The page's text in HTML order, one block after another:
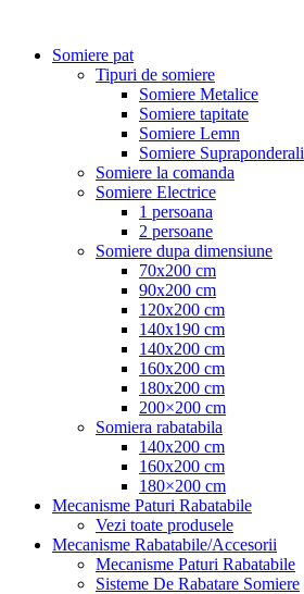
Somiere pat
Tipuri de somiere
Somiere Metalice
Somiere tapitate
Somiere Lemn
Somiere Supraponderali
Somiere la comanda
Somiere Electrice
1 persoana
2 persoane
Somiere dupa dimensiune
70x200 cm
90x200 cm
120x200 cm
140x190 cm
140x200 cm
160x200 cm
180x200 cm
200×200 cm
Somiera rabatabila
140x200 cm
160x200 cm
180×200 cm
Mecanisme Paturi Rabatabile
Vezi toate produsele
Mecanisme Rabatabile/Accesorii
Mecanisme Paturi Rabatabile
Sisteme De Rabatare Somiere